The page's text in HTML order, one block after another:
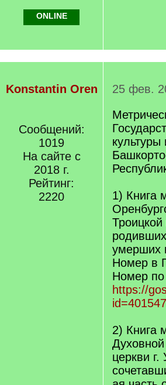
ONLINE
Konstantin Oren
Сообщений:
1019
На сайте с
2018 г.
Рейтинг:
2220
25 фев.
культуры
1) Книга
умерших
Номер в
Номер
https://
2) Книга
Духовной
церкви